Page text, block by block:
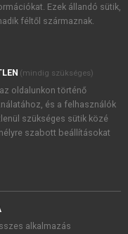
akcióiról.
újdonságairól,
tudomásul
a szotar.netés a
foglaltakat
Ezek állandó sütik,
féltől származnak.
(mindig szükséges)
oldalunkon történő
és a felhasználók
szükséges sütik közé
szabott beállításokat
alkalmazás